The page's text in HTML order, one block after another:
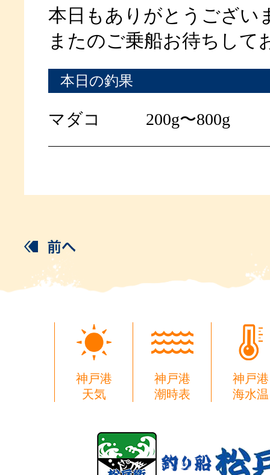
本日もありがとうござい
またのご乗船お待ちして
本日の釣果
マダコ 200g〜800g
神戸港
天気
神戸港
潮時表
神戸港
海水温